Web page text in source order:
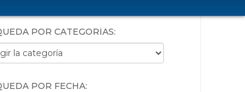
POR CATEGORÍAS:
por categorías:
POR FECHA: